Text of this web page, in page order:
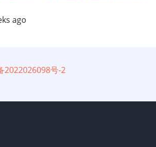
ago
2022026098号-2